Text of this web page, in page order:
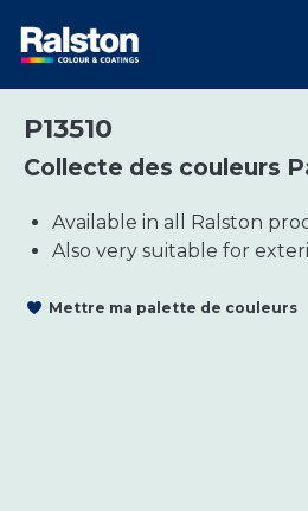
P13510
Collecte des couleurs
Available in all Ralston
Also very suitable for
Mettre ma palette de couleurs